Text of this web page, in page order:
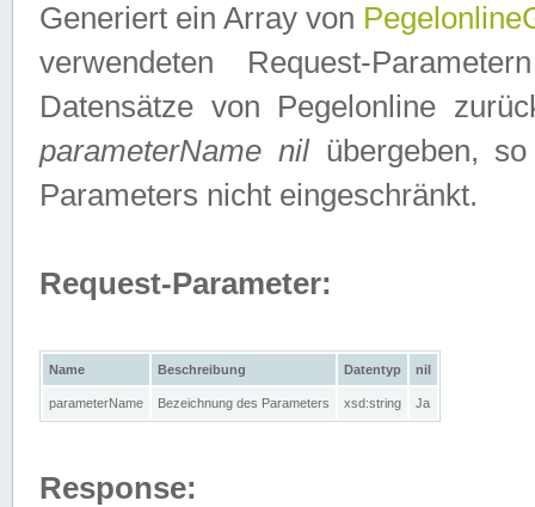
Generiert ein Array von
verwendeten Request-
Datensätze von Pegelonline
parameterName nilübergeben, so
Parameters nicht eingeschränkt.
Request-Parameter:
Name Beschreibung Datentyp nil
parameterName Bezeichnung des Parameters xsd:string Ja
Response: